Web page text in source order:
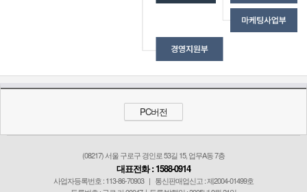
PC버전
(08217) 서울 구로구 경인로 53길 15, 업무A동 7층
대표전화 : 1588-0914
사업자등록번호 : 113-86-70903 | 통신판매업신고 : 제2004-01499호